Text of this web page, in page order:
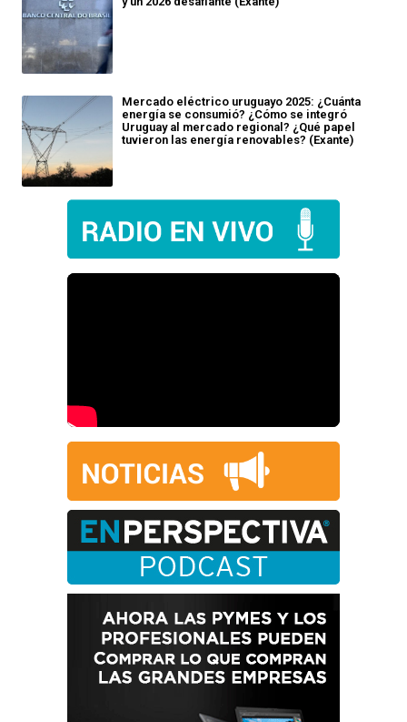
Mercado eléctrico uruguayo 2025: ¿Cuánta
energía se consumió? ¿Cómo se integró
Uruguay al mercado regional? ¿Qué papel
tuvieron las energía renovables? (Exante)